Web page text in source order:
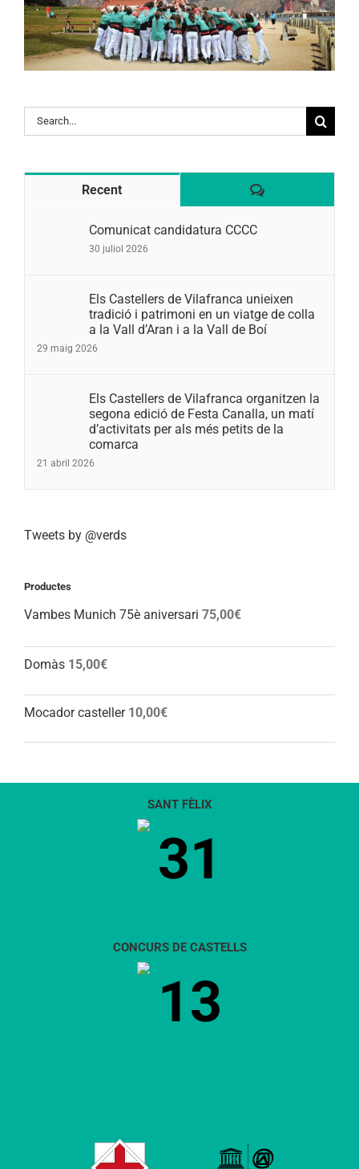
Search
for:
Recent Comentaris
Comunicat candidatura CCCC
30 juliol 2026
Els Castellers de Vilafranca unieixen
tradició i patrimoni en un viatge de colla
a la Vall d’Aran i a la Vall de Boí
29 maig 2026
Els Castellers de Vilafranca organitzen la
segona edició de Festa Canalla, un matí
d’activitats per als més petits de la
comarca
21 abril 2026
Tweets by @verds
Productes
Vambes Munich 75è aniversari 75,00€
Domàs 15,00€
Mocador casteller 10,00€
SANT FÈLIX
31
CONCURS DE CASTELLS
13